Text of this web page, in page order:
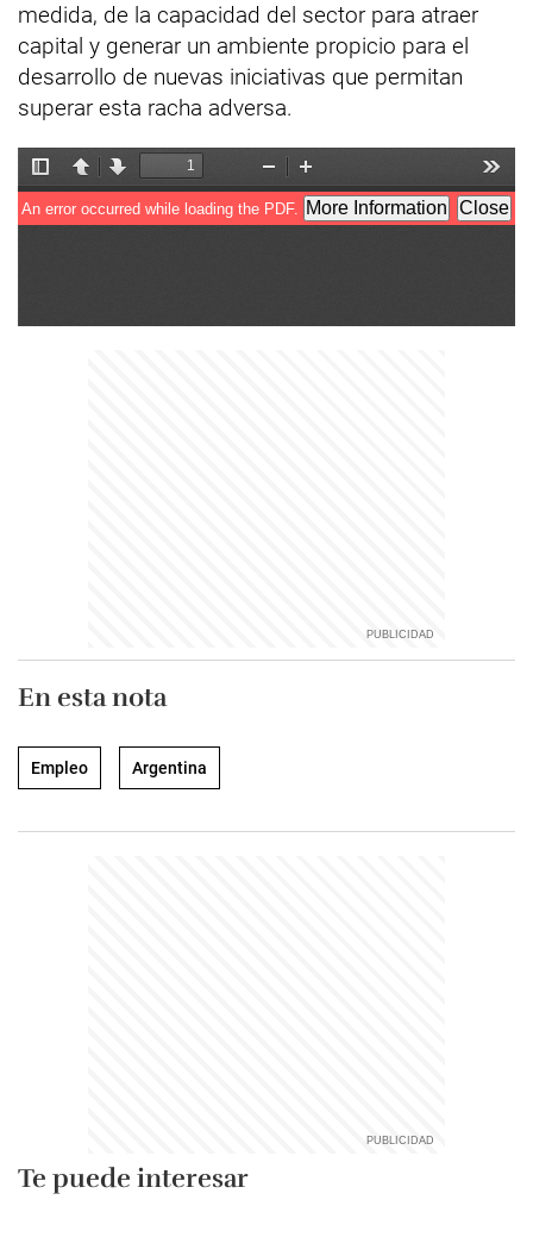
medida, de la capacidad del sector para atraer
capital y generar un ambiente propicio para el
desarrollo de nuevas iniciativas que permitan
superar esta racha adversa.
En esta nota
Empleo Argentina
Te puede interesar